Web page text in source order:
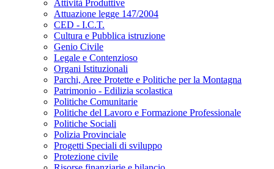
Attività Produttive
Attuazione legge 147/2004
CED - I.C.T.
Cultura e Pubblica istruzione
Genio Civile
Legale e Contenzioso
Organi Istituzionali
Parchi, Aree Protette e Politiche per la Montagna
Patrimonio - Edilizia scolastica
Politiche Comunitarie
Politiche del Lavoro e Formazione Professionale
Politiche Sociali
Polizia Provinciale
Progetti Speciali di sviluppo
Protezione civile